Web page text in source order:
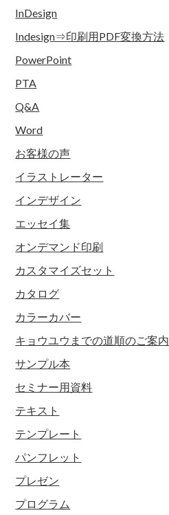
InDesign
Indesign⇒印刷用PDF変換方法
PowerPoint
PTA
Q&A
Word
お客様の声
イラストレーター
インデザイン
エッセイ集
オンデマンド印刷
カスタマイズセット
カタログ
カラーカバー
キョウユウまでの道順のご案内
サンプル本
セミナー用資料
テキスト
テンプレート
パンフレット
プレゼン
プログラム